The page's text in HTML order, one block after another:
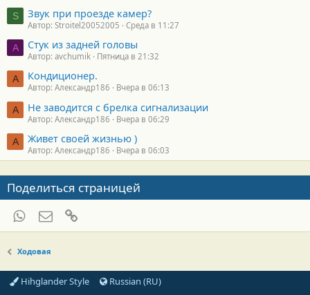
S Звук при проезде камер?
Автор: Stroitel20052005 Среда в 11:27
A Стук из задней головы
Автор: avchumik Пятница в 21:32
А Кондиционер.
Автор: Александр186 Вчера в 06:13
А Не заводится с брелка сигнализации
Автор: Александр186 Вчера в 06:29
А Живет своей жизнью )
Автор: Александр186 Вчера в 06:03
Поделиться страницей
WhatsAppЭлектронная почта
Ходовая
Hihglander Style
Russian (RU)